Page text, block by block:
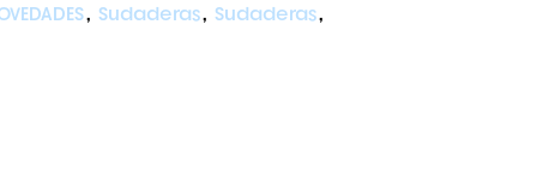
, Sudaderas, Sudaderas,